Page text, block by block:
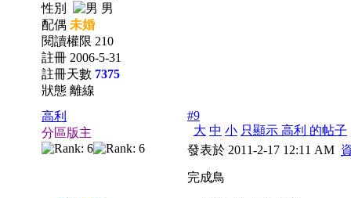
性別
男
配偶 未婚
閱讀權限 210
註冊 2006-5-31
註冊天數 7375
狀態 離線
高利
分區版主
#9
大 中 小 只顯示 高利 的帖子
發表於 2011-2-17 12:11 AM
完成鳥